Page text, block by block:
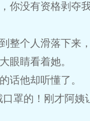
你没有资格剥夺
整个人滑落下来
眼睛看着她。
话他却听懂了。
口罩的！刚才阿